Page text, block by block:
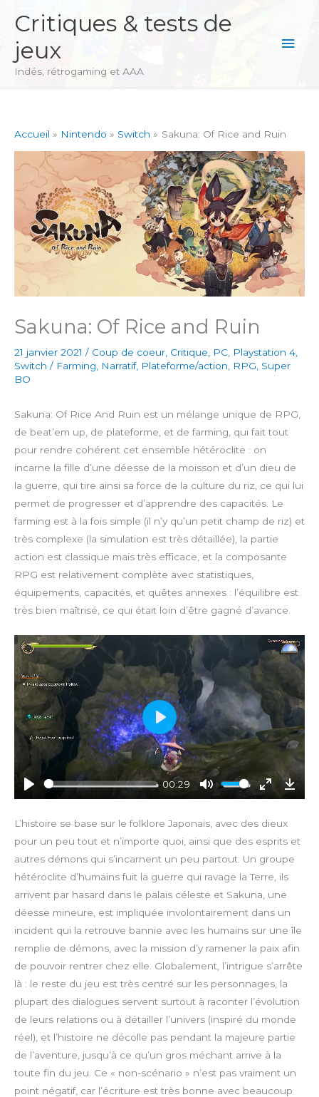
contenu
Critiques & tests de
jeux
Indés, rétrogaming et AAA
Accueil Nintendo Switch Sakuna: Of Rice and Ruin
Sakuna: Of Rice and Ruin
21 janvier 2021 / Coup de coeur Critique PC Playstation 4
Switch / Farming Narratif, Plateforme/action RPG Super
BO
Sakuna: Of Rice And Ruin est un mélange unique de RPG,
de beat’em up, de plateforme, et de farming, qui fait tout
pour rendre cohérent cet ensemble hétéroclite : on
incarne la fille d’une déesse de la moisson et d’un dieu de
la guerre, qui tire ainsi sa force de la culture du riz, ce qui lui
permet de progresser et d’apprendre des capacités. Le
farming est à la fois simple (il n’y qu’un petit champ de riz) et
très complexe (la simulation est très détaillée), la partie
action est classique mais très efficace, et la composante
RPG est relativement complète avec statistiques,
équipements, capacités, et quêtes annexes : l’équilibre est
très bien maîtrisé, ce qui était loin d’être gagné d’avance.
P
y
00:29
M
e
E
e
r
f
u
l
l
s
c
D
n
l
P
l
a
y
L’histoire se base sur le folklore Japonais, avec des dieux
pour un peu tout et n’importe quoi, ainsi que des esprits et
autres démons qui s’incarnent un peu partout. Un groupe
hétéroclite d’humains fuit la guerre qui ravage la Terre, ils
arrivent par hasard dans le palais céleste et Sakuna, une
déesse mineure, est impliquée involontairement dans un
incident qui la retrouve bannie avec les humains sur une île
remplie de démons, avec la mission d’y ramener la paix afin
de pouvoir rentrer chez elle. Globalement, l’intrigue s’arrête
là : le reste du jeu est très centré sur les personnages, la
plupart des dialogues servent surtout à raconter l’évolution
de leurs relations ou à détailler l’univers (inspiré du monde
réel), et l’histoire ne décolle pas pendant la majeure partie
de l’aventure, jusqu’à ce qu’un gros méchant arrive à la
toute fin du jeu. Ce « non-scénario » n’est pas vraiment un
point négatif, car l’écriture est très bonne avec beaucoup